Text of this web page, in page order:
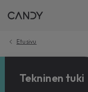
Etusivu
Tekninen tuki